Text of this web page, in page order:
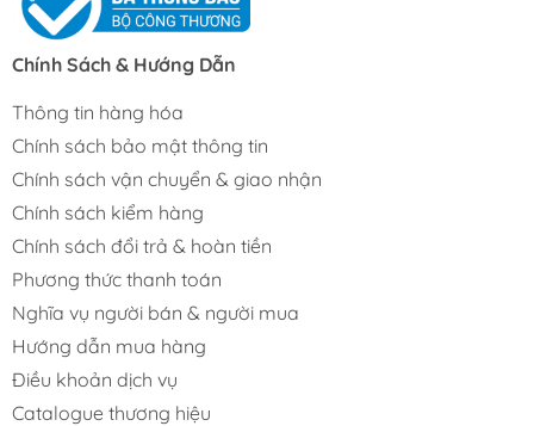
Chính Sách & Hướng Dẫn
Thông tin hàng hóa
Chính sách bảo mật thông tin
Chính sách vận chuyển & giao nhận
Chính sách kiểm hàng
Chính sách đổi trả & hoàn tiền
Phương thức thanh toán
Nghĩa vụ người bán & người mua
Hướng dẫn mua hàng
Điều khoản dịch vụ
Catalogue thương hiệu